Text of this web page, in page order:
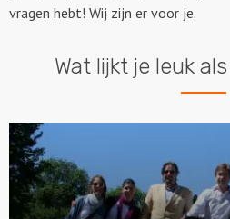
vragen hebt! Wij zijn er voor je.
Wat lijkt je leuk